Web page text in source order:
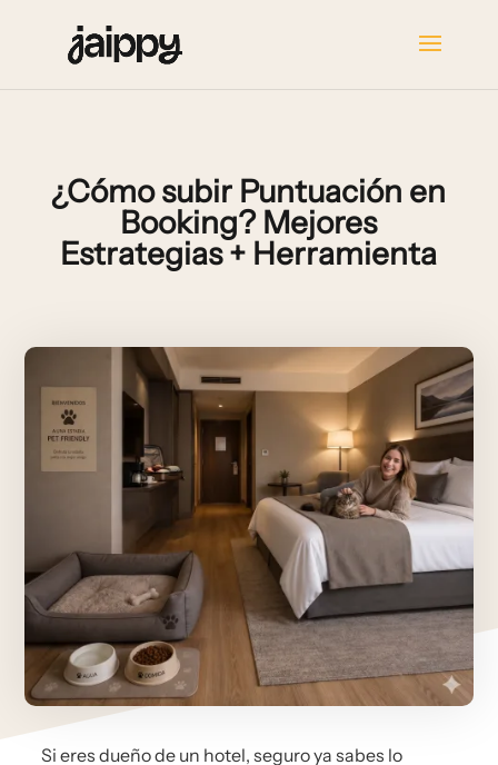
¿Cómo subir Puntuación en
Booking? Mejores
Estrategias + Herramienta
Si eres dueño de un hotel, seguro ya sabes lo